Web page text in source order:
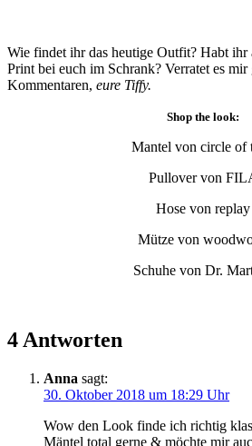
Wie findet ihr das heutige Outfit? Habt
Print bei euch im Schrank? Verratet es mir
Kommentaren, eure Tiffy.
Shop the look:
Mantel von circle of
Pullover von
Hose von replay
Mütze von
Schuhe von Dr.
4 Antworten
Anna sagt:
30. Oktober 2018 um 18:29 Uhr
Wow den Look finde ich richtig
Mäntel total gerne & möchte mir